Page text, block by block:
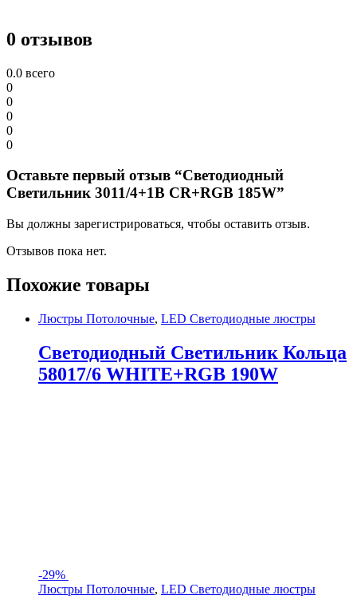
0 отзывов
0.0 всего
0
0
0
0
0
Оставьте первый отзыв “Светодиодный
Светильник 3011/4+1B CR+RGB 185W”
Вы должны зарегистрироваться, чтобы оставить отзыв.
Отзывов пока нет.
Похожие товары
Люстры Потолочные, LED Светодиодные люстры
Светодиодный Светильник Кольца
58017/6 WHITE+RGB 190W
-29%
Люстры Потолочные, LED Светодиодные люстры